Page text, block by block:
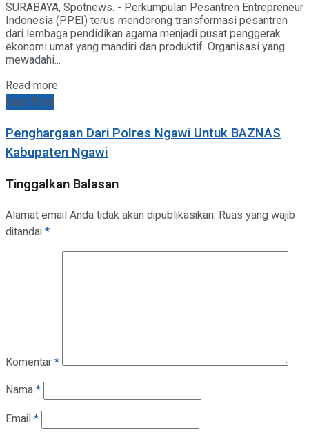
SURABAYA, Spotnews. - Perkumpulan Pesantren Entrepreneur
Indonesia (PPEI) terus mendorong transformasi pesantren
dari lembaga pendidikan agama menjadi pusat penggerak
ekonomi umat yang mandiri dan produktif. Organisasi yang
mewadahi...
Read more
Next Post
Penghargaan Dari Polres Ngawi Untuk BAZNAS
Kabupaten Ngawi
Tinggalkan Balasan
Alamat email Anda tidak akan dipublikasikan. Ruas yang wajib
ditandai*
Komentar*
Nama*
Email*